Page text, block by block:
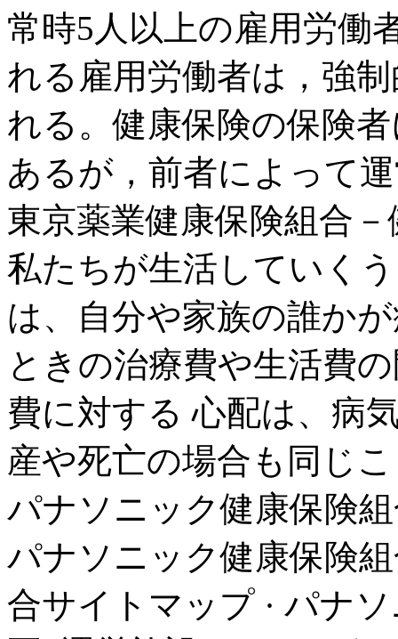
常時5人以上の雇用労働
れる雇用労働者は，強
れる。健康保険の保険
あるが，前者によって
東京薬業健康保険組合
私たちが生活していく
は、自分や家族の誰か
ときの治療費や生活費
費に対する 心配は、病
産や死亡の場合も同じ
パナソニック健康保険
パナソニック健康保険
合サイトマップ · パナ